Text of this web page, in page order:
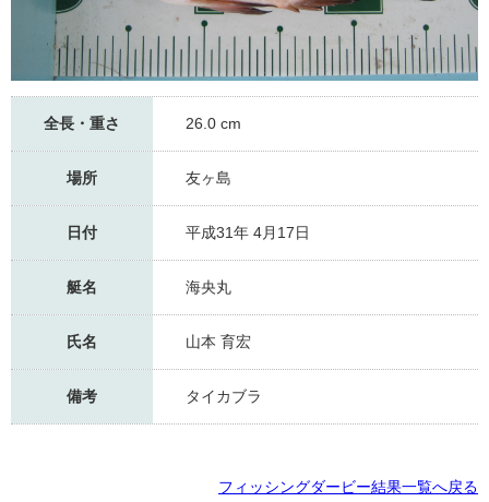
全長・重さ 26.0 cm
場所 友ヶ島
日付 平成31年 4月17日
艇名 海央丸
氏名 山本 育宏
備考 タイカブラ
フィッシングダービー結果一覧へ戻る